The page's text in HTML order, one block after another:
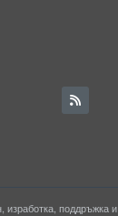
изработка, поддръжка и